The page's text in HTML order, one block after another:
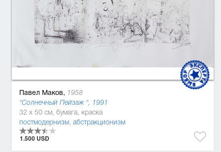
Павел Маков, 1958
"Солнечный Пейзаж ", 1991
32 x 50 см, бумага, краска
постмодернизм, абстракционизм
1.500 USD